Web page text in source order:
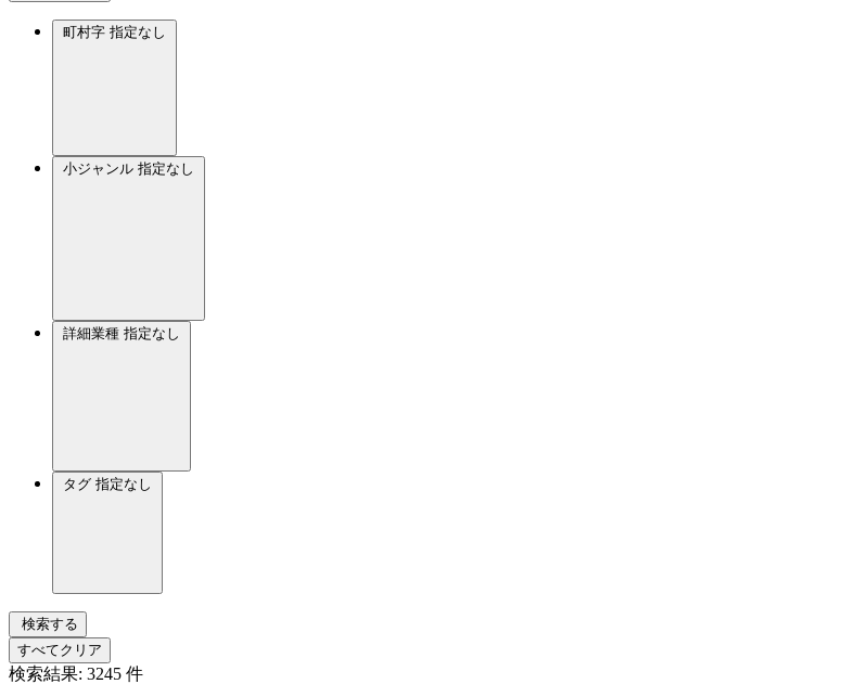
町村字 指定なし
小ジャンル 指定なし
詳細業種 指定なし
タグ 指定なし
検索する
すべてクリア
検索結果: 3245 件